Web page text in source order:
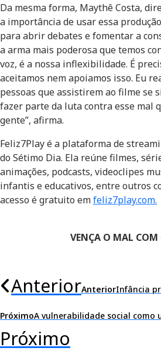
Da mesma forma, Maythê Costa,
a importância de usar essa
para abrir debates e fomentar a
a arma mais poderosa que temos
voz, é a nossa inflexibilidade. É
aceitamos nem apoiamos isso. Eu
pessoas que assistirem ao filme se
fazer parte da luta contra esse mal
gente”, afirma.
Feliz7Play é a plataforma de
do Sétimo Dia. Ela reúne filmes,
animações, podcasts, videoclipes
infantis e educativos, entre outros
acesso é gratuito emfeliz7play.com.
VENÇA O MAL COM
AnteriorAnteriorInfância
PróximoA vulnerabilidade social como
Próximo